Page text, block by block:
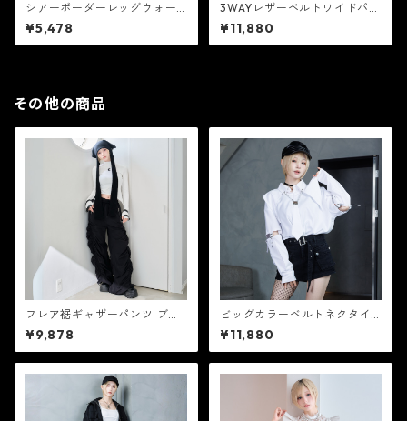
シアーボーダーレッグウォー
マー 【CR25372】
¥5,478
3WAYレザーベルトワイドパン
ツ 【CR25371】
¥11,880
その他の商品
フレア裾ギャザーパンツ ブラ
ック【CR10368】
¥9,878
ビッグカラーベルトネクタイ
シャツ 【CR25374】
¥11,880